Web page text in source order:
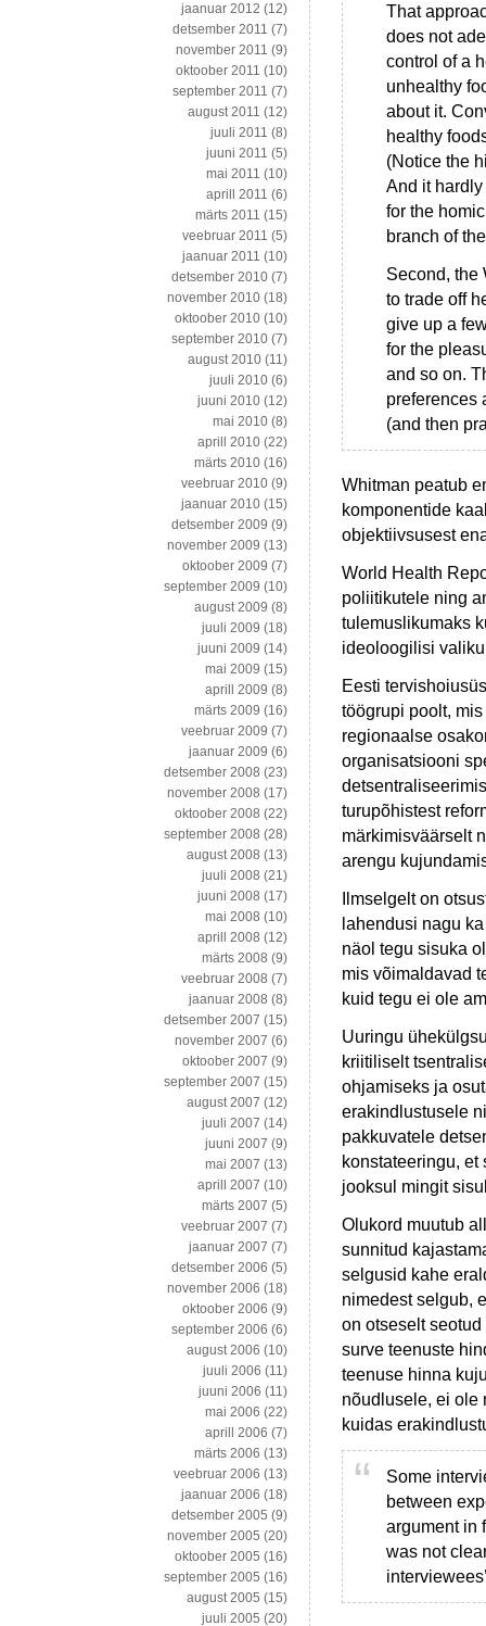
That
does not
control of a
unhealthy
about it.
healthy
(Notice the
And it
for the
branch of
Second, the
to trade off
give up a
for the
and so on.
preferences
(and then
Whitman peatub
komponentide
objektiivsusest
World Health
poliitikutele ning
tulemuslikumaks
ideoloogilisi
Eesti
töögrupi poolt,
regionaalse
organisatsiooni
turupõhistest
märkimisväärselt
arengu
Ilmselgelt on
lahendusi nagu
näol tegu sisuka
mis võimaldavad
kuid tegu ei ole
Uuringu
kriitiliselt
ohjamiseks ja
erakindlustusele
pakkuvatele
konstateeringu,
jooksul mingit
Olukord muutub
sunnitud
selgusid kahe
nimedest selgub,
on otseselt
surve teenuste
teenuse hinna
nõudlusele, ei ole
kuidas
Some
between
argument in
was not
jaanuar 2012 (12)
detsember 2011 (7)
november 2011 (9)
oktoober 2011 (10)
september 2011 (7)
august 2011 (12)
juuli 2011 (8)
juuni 2011 (5)
mai 2011 (10)
aprill 2011 (6)
märts 2011 (15)
veebruar 2011 (5)
jaanuar 2011 (10)
detsember 2010 (7)
november 2010 (18)
oktoober 2010 (10)
september 2010 (7)
august 2010 (11)
juuli 2010 (6)
juuni 2010 (12)
mai 2010 (8)
aprill 2010 (22)
märts 2010 (16)
veebruar 2010 (9)
jaanuar 2010 (15)
detsember 2009 (9)
november 2009 (13)
oktoober 2009 (7)
september 2009 (10)
august 2009 (8)
juuli 2009 (18)
juuni 2009 (14)
mai 2009 (15)
aprill 2009 (8)
märts 2009 (16)
veebruar 2009 (7)
jaanuar 2009 (6)
detsember 2008 (23)
november 2008 (17)
oktoober 2008 (22)
september 2008 (28)
august 2008 (13)
juuli 2008 (21)
juuni 2008 (17)
mai 2008 (10)
aprill 2008 (12)
märts 2008 (9)
veebruar 2008 (7)
jaanuar 2008 (8)
detsember 2007 (15)
november 2007 (6)
oktoober 2007 (9)
september 2007 (15)
august 2007 (12)
juuli 2007 (14)
juuni 2007 (9)
mai 2007 (13)
aprill 2007 (10)
märts 2007 (5)
veebruar 2007 (7)
jaanuar 2007 (7)
detsember 2006 (5)
november 2006 (18)
oktoober 2006 (9)
september 2006 (6)
august 2006 (10)
juuli 2006 (11)
juuni 2006 (11)
mai 2006 (22)
aprill 2006 (7)
märts 2006 (13)
veebruar 2006 (13)
jaanuar 2006 (18)
detsember 2005 (9)
november 2005 (20)
oktoober 2005 (16)
september 2005 (16)
august 2005 (15)
juuli 2005 (20)